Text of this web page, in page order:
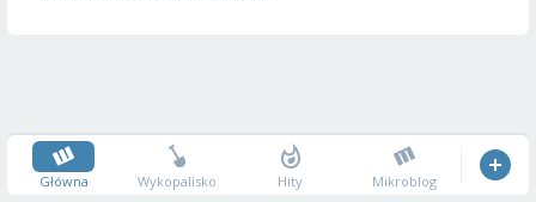
Główna Wykopalisko Hity Mikroblog